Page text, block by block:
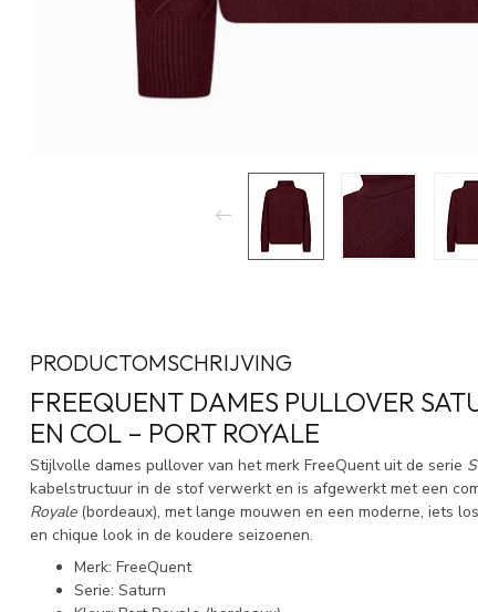
PRODUCTOMSCHRIJVING
FREEQUENT DAMES PULLOVER
EN COL – PORT ROYALE
Stijlvolle dames pullover van het merk FreeQuent uit de serie
kabelstructuur in de stof verwerkt en is afgewerkt met een
Royale(bordeaux), met lange mouwen en een moderne, iets
en chique look in de koudere seizoenen.
Merk: FreeQuent
Serie: Saturn